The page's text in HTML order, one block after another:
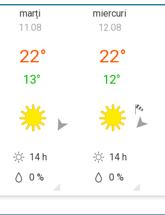
marți
marți, 11.08
11.08
22°
13°
14 h
0 %
miercuri
miercuri, 12.08
12.08
22°
12°
14 h
0 %